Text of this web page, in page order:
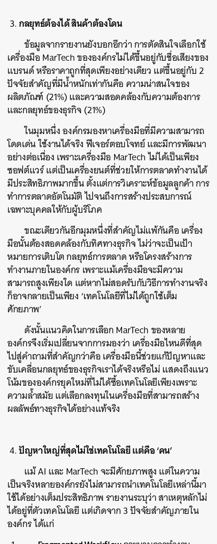
กลยุทธ์ต้องได้ สินค้าต้องโดน
ข้อมูลจากรายงานยังบอกอีกว่า การตัดสินใจเลือกใช้
เครื่องมือ MarTech ขององค์กรไม่ได้ขึ้นอยู่กับชื่อเสียงของ
แบรนด์ หรือราคาถูกที่สุดเพียงอย่างเดียว แต่ขึ้นอยู่กับ 2
ปัจจัยสำคัญที่มีน้ำหนักเท่ากันคือ ความน่าสนใจของ
ผลิตภัณฑ์ (21%) และความสอดคล้องกับความต้องการ
และกลยุทธ์ของธุรกิจ (21%)
ในมุมหนึ่ง องค์กรมองหาเครื่องมือที่มีความสามารถ
โดดเด่น ใช้งานได้จริง ฟีเจอร์ตอบโจทย์ และมีการพัฒนา
อย่างต่อเนื่อง เพราะเครื่องมือ MarTech ไม่ได้เป็นเพียง
ซอฟต์แวร์ แต่เป็นเครื่องยนต์ที่ช่วยให้การตลาดทำงานได้
มีประสิทธิภาพมากขึ้น ตั้งแต่การวิเคราะห์ข้อมูลลูกค้า การ
ทำการตลาดอัตโนมัติ ไปจนถึงการสร้างประสบการณ์
เฉพาะบุคคลให้กับผู้บริโภค
ขณะเดียวกันอีกมุมหนึ่งที่สำคัญไม่แพ้กันคือ เครื่อง
มือนั้นต้องสอดคล้องกับทิศทางธุรกิจ ไม่ว่าจะเป็นเป้า
หมายการเติบโต กลยุทธ์การตลาด หรือโครงสร้างการ
ทำงานภายในองค์กร เพราะแม้เครื่องมือจะมีความ
สามารถสูงเพียงใด แต่หากไม่สอดรับกับวิธีการทำงานจริง
ก็อาจกลายเป็นเพียง ‘เทคโนโลยีที่ไม่ได้ถูกใช้เต็ม
ศักยภาพ’
ดังนั้นแนวคิดในการเลือก MarTech ของหลาย
องค์กรจึงเริ่มเปลี่ยนจากการมองว่า เครื่องมือไหนดีที่สุด
ไปสู่คำถามที่สำคัญกว่าคือ เครื่องมือนี้ช่วยแก้ปัญหาและ
ขับเคลื่อนกลยุทธ์ของธุรกิจเราได้จริงหรือไม่ แสดงถึงแนว
โน้มขององค์กรยุคใหม่ที่ไม่ได้ซื้อเทคโนโลยีเพียงเพราะ
ความล้ำสมัย แต่เลือกลงทุนในเครื่องมือที่สามารถสร้าง
ผลลัพธ์ทางธุรกิจได้อย่างแท้จริง
ปัญหาใหญ่ที่สุดไม่ใช่เทคโนโลยี แต่คือ ‘คน’
แม้ AI และ MarTech จะมีศักยภาพสูง แต่ในความ
เป็นจริงหลายองค์กรยังไม่สามารถนำเทคโนโลยีเหล่านี้มา
ใช้ได้อย่างเต็มประสิทธิภาพ รายงานระบุว่า สาเหตุหลักไม่
ได้อยู่ที่ตัวเทคโนโลยี แต่เกิดจาก 3 ปัจจัยสำคัญภายใน
องค์กร ได้แก่